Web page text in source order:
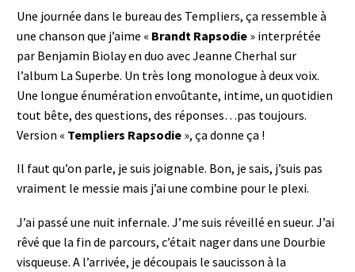
Une journée dans le bureau des Templiers, ça ressemble à
une chanson que j’aime « Brandt Rapsodie » interprétée
par Benjamin Biolay en duo avec Jeanne Cherhal sur
l’album La Superbe. Un très long monologue à deux voix.
Une longue énumération envoûtante, intime, un quotidien
tout bête, des questions, des réponses…pas toujours.
Version « Templiers Rapsodie », ça donne ça !
Il faut qu’on parle, je suis joignable. Bon, je sais, j’suis pas
vraiment le messie mais j’ai une combine pour le plexi.
J’ai passé une nuit infernale. J’me suis réveillé en sueur. J’ai
rêvé que la fin de parcours, c’était nager dans une Dourbie
visqueuse. A l’arrivée, je découpais le saucisson à la